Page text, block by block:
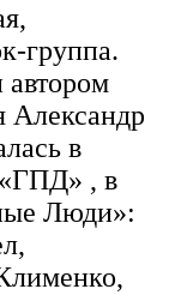
группа.
Александр
в
, в
Люди»: